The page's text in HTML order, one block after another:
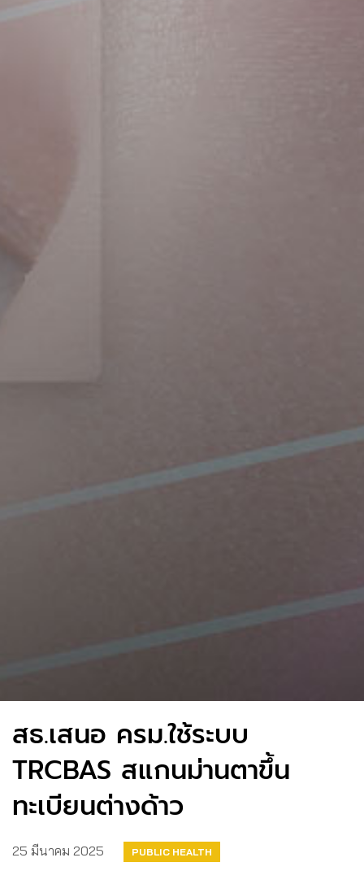
สธ.เสนอ ครม.ใช้ระบบ
TRCBAS สแกนม่านตาขึ้น
ทะเบียนต่างด้าว
25 มีนาคม 2025 PUBLIC HEALTH